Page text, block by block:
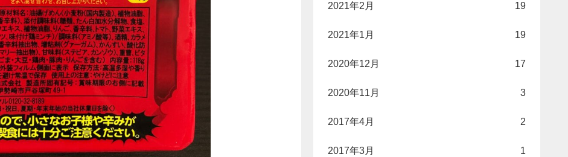
2021年2月 19
2021年1月 19
2020年12月 17
2020年11月 3
2017年4月 2
2017年3月 1